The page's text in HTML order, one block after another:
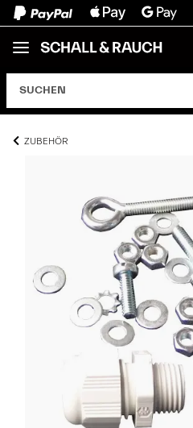
ZUBEHÖR